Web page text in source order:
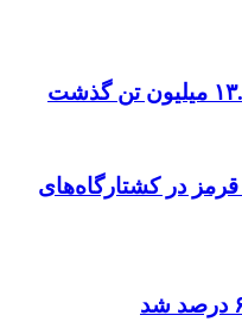
قرمز در کشتارگاه‌های